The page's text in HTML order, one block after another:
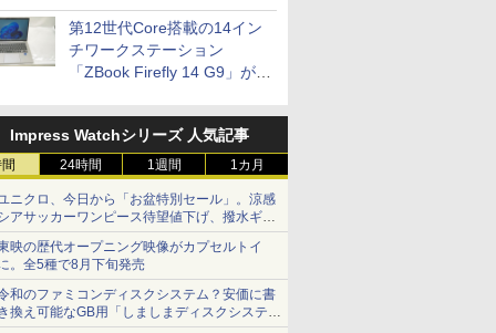
は？【8月7日(金)22時配信】
第12世代Core搭載の14イン
チワークステーション
「ZBook Firefly 14 G9」が
セール
Impress Watchシリーズ 人気記事
24時間 1週間 1カ月
ニクロ、今日から「お盆特別セール」。涼感
アサッカーワンピース待望値下げ、撥水ギア
ョーツは1990円に
映の歴代オープニング映像がカプセルトイ
。全5種で8月下旬発売
和のファミコンディスクシステム？安価に書
換え可能なGB用「しましまディスクシステ
」